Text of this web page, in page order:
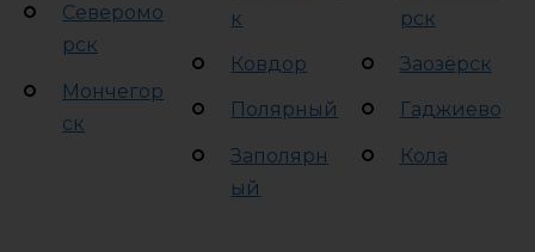
Северомо
рск
Мончегор
ск
к
Ковдор
Полярный
Заполярн
ый
рск
Заозёрск
Гаджиево
Кола